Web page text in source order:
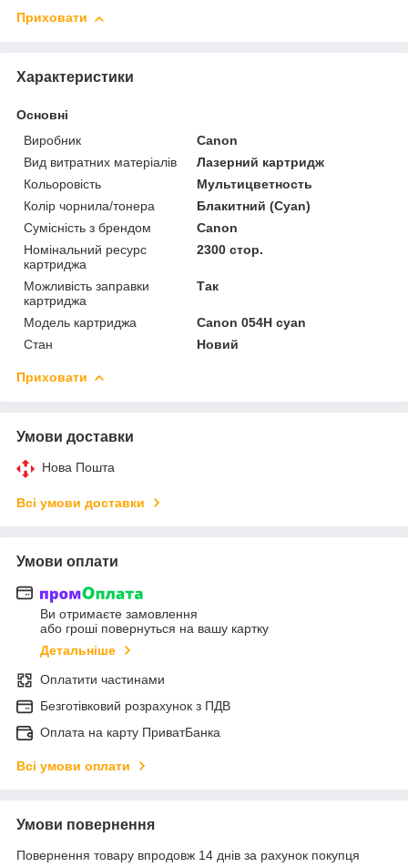
Приховати
Характеристики
Основні
Виробник
Canon
Вид витратних матеріалів
Лазерний картридж
Кольоровість
Мультицветность
Колір чорнила/тонера
Блакитний (Cyan)
Сумісність з брендом
Canon
Номінальний ресурс
картриджа
2300 стор.
Можливість заправки
картриджа
Так
Модель картриджа
Canon 054H cyan
Стан
Новий
Приховати
Умови доставки
Нова Пошта
Всі умови доставки
Умови оплати
Ви отримаєте замовлення
або гроші повернуться на вашу картку
Детальніше
Оплатити частинами
Безготівковий розрахунок з ПДВ
Оплата на карту ПриватБанка
Всі умови оплати
Умови повернення
Повернення товару впродовж 14 днів за рахунок покупця